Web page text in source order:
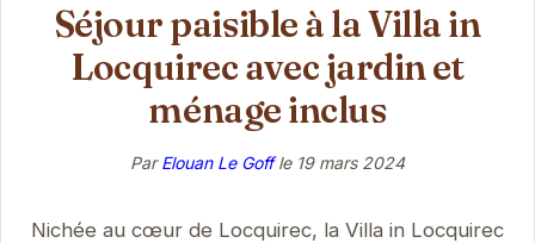
Séjour paisible à la Villa in
Locquirec avec jardin et
ménage inclus
ParElouan Le Goffle 19 mars 2024
Nichée au cœur de Locquirec, la Villa in Locquirec